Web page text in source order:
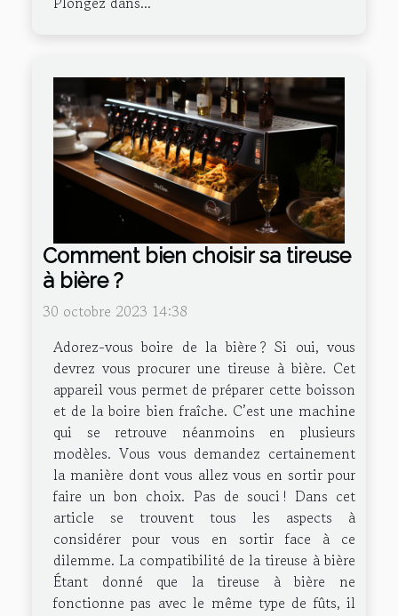
Comment bien choisir sa tireuse
à bière ?
30 octobre 2023 14:38
Adorez-vous boire de la bière ? Si oui, vous
devrez vous procurer une tireuse à bière. Cet
appareil vous permet de préparer cette boisson
et de la boire bien fraîche. C’est une machine
qui se retrouve néanmoins en plusieurs
modèles. Vous vous demandez certainement
la manière dont vous allez vous en sortir pour
faire un bon choix. Pas de souci ! Dans cet
article se trouvent tous les aspects à
considérer pour vous en sortir face à ce
dilemme. La compatibilité de la tireuse à bière
Étant donné que la tireuse à bière ne
fonctionne pas avec le même type de fûts, il